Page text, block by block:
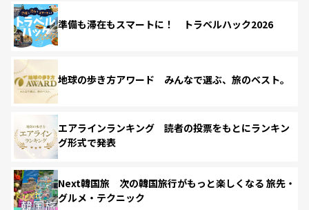
準備も滞在もスマートに！ トラベルハック2026
地球の歩き方アワード みんなで選ぶ、旅のベスト。
エアラインランキング 読者の投票をもとにランキン
グ形式で発表
Next韓国旅 次の韓国旅行がもっと楽しくなる 旅先・
グルメ・テクニック